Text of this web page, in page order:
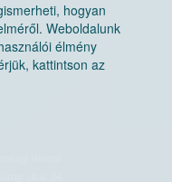
hogyan
Weboldalunk
élmény
kattintson az
Hivatal